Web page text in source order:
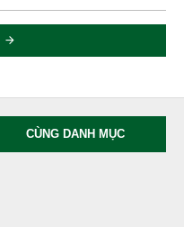
CÙNG DANH MỤC